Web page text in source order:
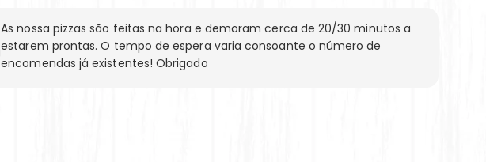
As nossa pizzas são feitas na hora e demoram cerca de 20/30 minutos a
estarem prontas. O tempo de espera varia consoante o número de
encomendas já existentes! Obrigado